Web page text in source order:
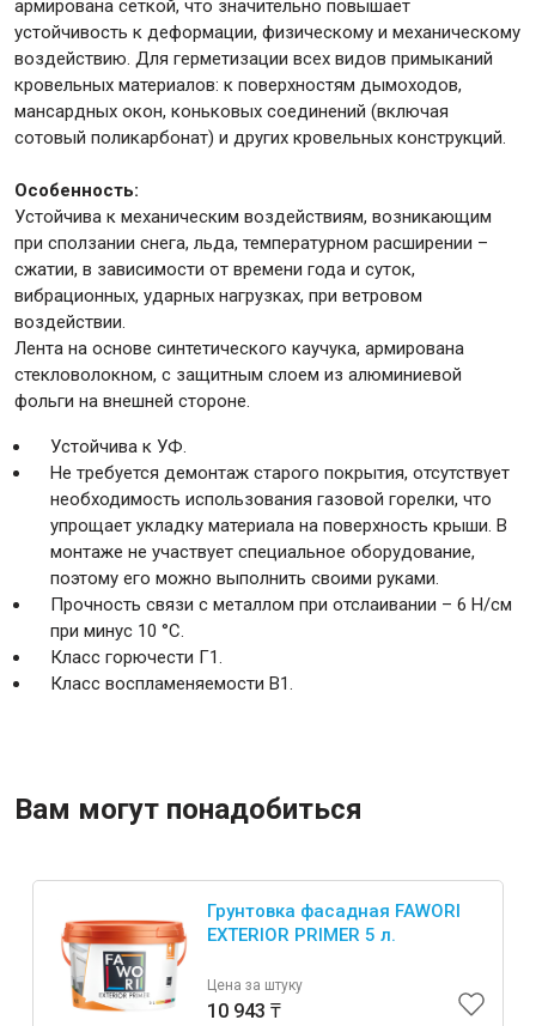
армирована сеткой, что значительно повышает
устойчивость к деформации, физическому и механическому
воздействию. Для герметизации всех видов примыканий
кровельных материалов: к поверхностям дымоходов,
мансардных окон, коньковых соединений (включая
сотовый поликарбонат) и других кровельных конструкций.
Особенность:
Устойчива к механическим воздействиям, возникающим
при сползании снега, льда, температурном расширении –
сжатии, в зависимости от времени года и суток,
вибрационных, ударных нагрузках, при ветровом
воздействии.
Лента на основе синтетического каучука, армирована
стекловолокном, с защитным слоем из алюминиевой
фольги на внешней стороне.
Устойчива к УФ.
Не требуется демонтаж старого покрытия, отсутствует
необходимость использования газовой горелки, что
упрощает укладку материала на поверхность крыши. В
монтаже не участвует специальное оборудование,
поэтому его можно выполнить своими руками.
Прочность связи с металлом при отслаивании – 6 Н/см
при минус 10 °С.
Класс горючести Г1.
Класс воспламеняемости В1.
Вам могут понадобиться
Грунтовка фасадная FAWORI
EXTERIOR PRIMER 5 л.
Цена за штуку
10 943 ₸
Специализированный инструмент
Пистолеты для ремонта
Инструмент для штукатурно-отделочных работ
Ещё 2
Сантехника
Крепежи
Анкеры
Монтажные ленты
Канаты, шнуры
Всё для дома и сада